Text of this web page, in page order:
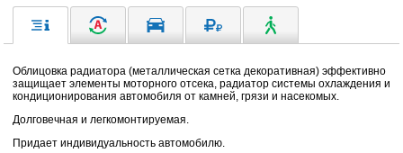
Облицовка радиатора (металлическая сетка декоративная) эффективно
защищает элементы моторного отсека, радиатор системы охлаждения и
кондиционирования автомобиля от камней, грязи и насекомых.
Долговечная и легкомонтируемая.
Придает индивидуальность автомобилю.